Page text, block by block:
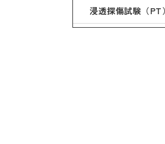
浸透探傷試験（PT）